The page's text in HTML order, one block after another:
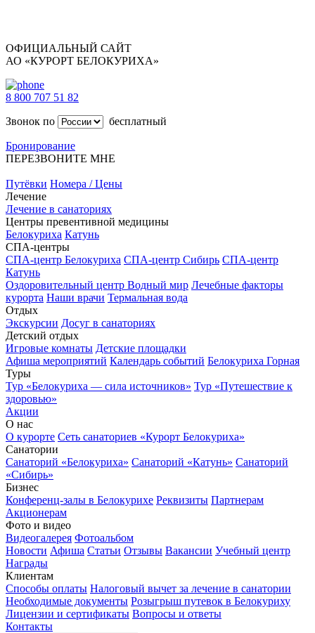
ОФИЦИАЛЬНЫЙ САЙТ
АО «КУРОРТ БЕЛОКУРИХА»
8 800 707 51 82
Звонок по
бесплатный
Бронирование
ПЕРЕЗВОНИТЕ МНЕ
Путёвки Номера / Цены
Лечение
Лечение в санаториях
Центры превентивной медицины
Белокуриха Катунь
СПА-центры
СПА-центр Белокуриха СПА-центр Сибирь СПА-центр
Катунь
Оздоровительный центр Водный мир Лечебные факторы
курорта Наши врачи Термальная вода
Отдых
Экскурсии Досуг в санаториях
Детский отдых
Игровые комнаты Детские площадки
Афиша мероприятий Календарь событий Белокуриха Горная
Туры
Тур «Белокуриха — сила источников» Тур «Путешествие к
здоровью»
Акции
О нас
О курорте Сеть санаториев «Курорт Белокуриха»
Санатории
Санаторий «Белокуриха» Санаторий «Катунь» Санаторий
«Сибирь»
Бизнес
Конференц-залы в Белокурихе Реквизиты Партнерам
Акционерам
Фото и видео
Видеогалерея Фотоальбом
Новости Афиша Статьи Отзывы Вакансии Учебный центр
Награды
Клиентам
Способы оплаты Налоговый вычет за лечение в санатории
Необходимые документы Розыгрыш путевок в Белокуриху
Лицензии и сертификаты Вопросы и ответы
Контакты